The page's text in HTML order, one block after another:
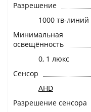
Разрешение
1000 тв-линий
Минимальная
освещённость
0, 1 люкс
Сенсор
AHD
Разрешение сенсора